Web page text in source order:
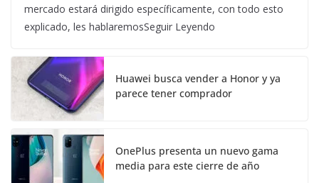
mercado estará dirigido específicamente, con todo esto
explicado, les hablaremosSeguir Leyendo
Huawei busca vender a Honor y ya
parece tener comprador
OnePlus presenta un nuevo gama
media para este cierre de año